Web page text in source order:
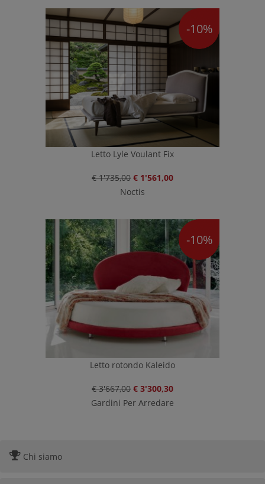
-10%
Letto Lyle Voulant Fix
€ 1'735,00 € 1'561,00
Noctis
-10%
Letto rotondo Kaleido
€ 3'667,00 € 3'300,30
Gardini Per Arredare
Chi siamo